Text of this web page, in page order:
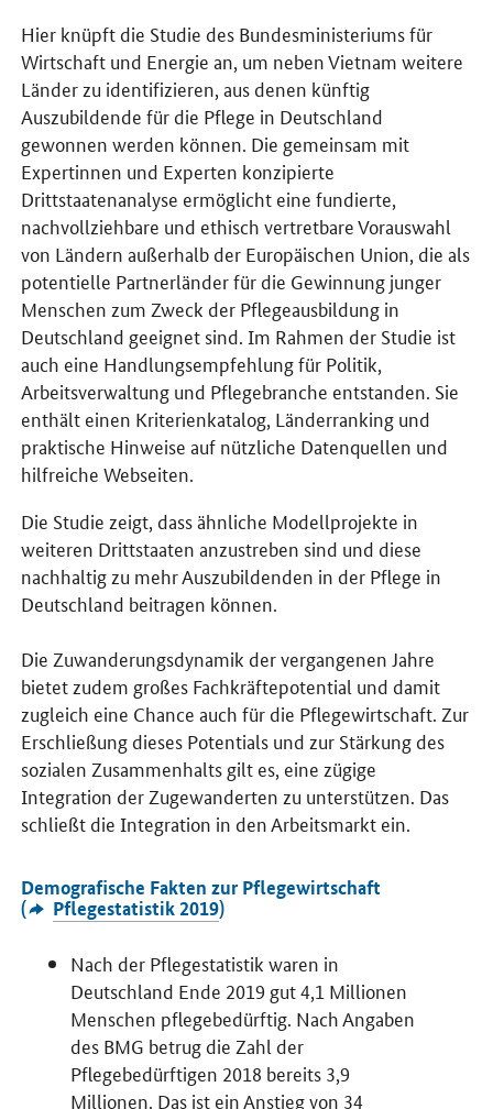
Hier knüpft die Studie des Bundesministeriums für
Wirtschaft und Energie an, um neben Vietnam weitere
Länder zu identifizieren, aus denen künftig
Auszubildende für die Pflege in Deutschland
gewonnen werden können. Die gemeinsam mit
Expertinnen und Experten konzipierte
Drittstaatenanalyse ermöglicht eine fundierte,
nachvollziehbare und ethisch vertretbare Vorauswahl
von Ländern außerhalb der Europäischen Union, die als
potentielle Partnerländer für die Gewinnung junger
Menschen zum Zweck der Pflegeausbildung in
Deutschland geeignet sind. Im Rahmen der Studie ist
auch eine Handlungsempfehlung für Politik,
Arbeitsverwaltung und Pflegebranche entstanden. Sie
enthält einen Kriterienkatalog, Länderranking und
praktische Hinweise auf nützliche Datenquellen und
hilfreiche Webseiten.
Die Studie zeigt, dass ähnliche Modellprojekte in
weiteren Drittstaaten anzustreben sind und diese
nachhaltig zu mehr Auszubildenden in der Pflege in
Deutschland beitragen können.
Die Zuwanderungsdynamik der vergangenen Jahre
bietet zudem großes Fachkräftepotential und damit
zugleich eine Chance auch für die Pflegewirtschaft. Zur
Erschließung dieses Potentials und zur Stärkung des
sozialen Zusammenhalts gilt es, eine zügige
Integration der Zugewanderten zu unterstützen. Das
schließt die Integration in den Arbeitsmarkt ein.
Demografische Fakten zur Pflegewirtschaft
(
Pflegestatistik 2019)
Nach der Pflegestatistik waren in
Deutschland Ende 2019 gut 4,1 Millionen
Menschen pflegebedürftig. Nach Angaben
des BMG betrug die Zahl der
Pflegebedürftigen 2018 bereits 3,9
Millionen. Das ist ein Anstieg von 34